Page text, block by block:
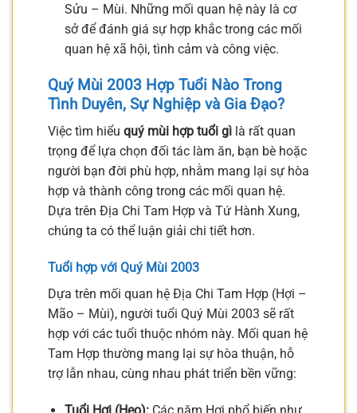
Sửu – Mùi. Những mối quan hệ này là cơ
sở để đánh giá sự hợp khắc trong các mối
quan hệ xã hội, tình cảm và công việc.
Quý Mùi 2003 Hợp Tuổi Nào Trong
Tình Duyên, Sự Nghiệp và Gia Đạo?
Việc tìm hiểu quý mùi hợp tuổi gì là rất quan
trọng để lựa chọn đối tác làm ăn, bạn bè hoặc
người bạn đời phù hợp, nhằm mang lại sự hòa
hợp và thành công trong các mối quan hệ.
Dựa trên Địa Chi Tam Hợp và Tứ Hành Xung,
chúng ta có thể luận giải chi tiết hơn.
Tuổi hợp với Quý Mùi 2003
Dựa trên mối quan hệ Địa Chi Tam Hợp (Hợi –
Mão – Mùi), người tuổi Quý Mùi 2003 sẽ rất
hợp với các tuổi thuộc nhóm này. Mối quan hệ
Tam Hợp thường mang lại sự hòa thuận, hỗ
trợ lẫn nhau, cùng nhau phát triển bền vững: